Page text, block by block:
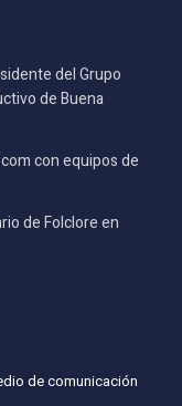
del Grupo
de Buena
con equipos de
de Folclore en
de comunicación